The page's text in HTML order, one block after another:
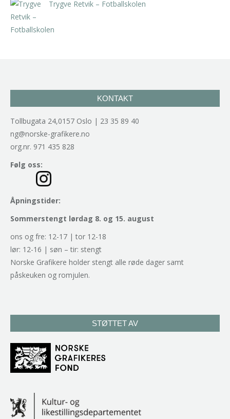
Trygve Retvik – Fotballskolen
KONTAKT
Tollbugata 24,0157 Oslo | 23 35 89 40
ng@norske-grafikere.no
org.nr. 971 435 828
Følg oss:
Åpningstider:
Sommerstengt lørdag 8. og 15. august
ons og fre: 12-17 | tor 12-18
lør: 12-16 | søn – tir: stengt
Norske Grafikere holder stengt alle røde dager samt
påskeuken og romjulen.
STØTTET AV